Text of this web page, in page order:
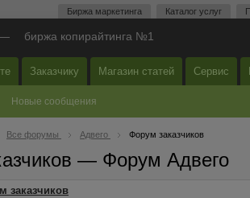
Биржа маркетинга Каталог услуг
биржа копирайтинга №1
Заказчику Магазин статей Сервис
Новые сообщения
Все форумы Адвего Форум заказчиков
— Форум Адвего
заказчиков